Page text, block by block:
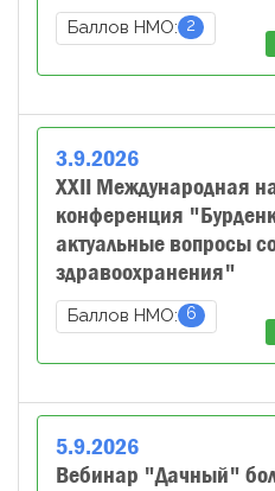
Баллов НМО: 2
3.9.2026
XXII Международная
конференция
актуальные вопросы
здравоохранения"
Баллов НМО: 6
5.9.2026
Вебинар "Дачный"